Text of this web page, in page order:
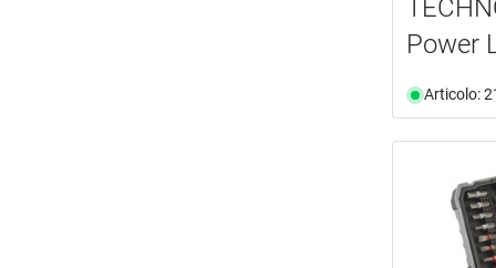
Power
Articolo: